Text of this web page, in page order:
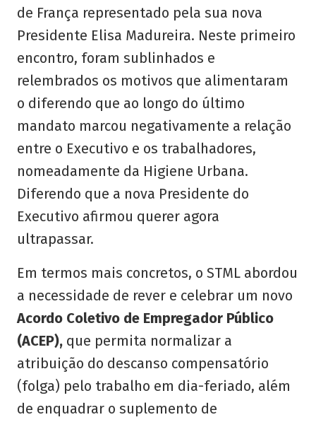
de França representado pela sua nova
Presidente Elisa Madureira. Neste primeiro
encontro, foram sublinhados e
relembrados os motivos que alimentaram
o diferendo que ao longo do último
mandato marcou negativamente a relação
entre o Executivo e os trabalhadores,
nomeadamente da Higiene Urbana.
Diferendo que a nova Presidente do
Executivo afirmou querer agora
ultrapassar.
Em termos mais concretos, o STML abordou
a necessidade de rever e celebrar um novo
Acordo Coletivo de Empregador Público
(ACEP), que permita normalizar a
atribuição do descanso compensatório
(folga) pelo trabalho em dia-feriado, além
de enquadrar o suplemento de